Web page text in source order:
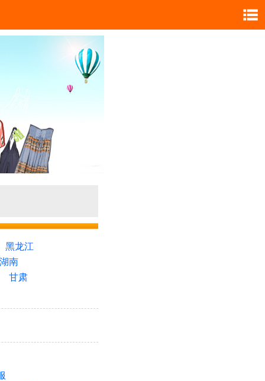
黑龙江
南
甘肃